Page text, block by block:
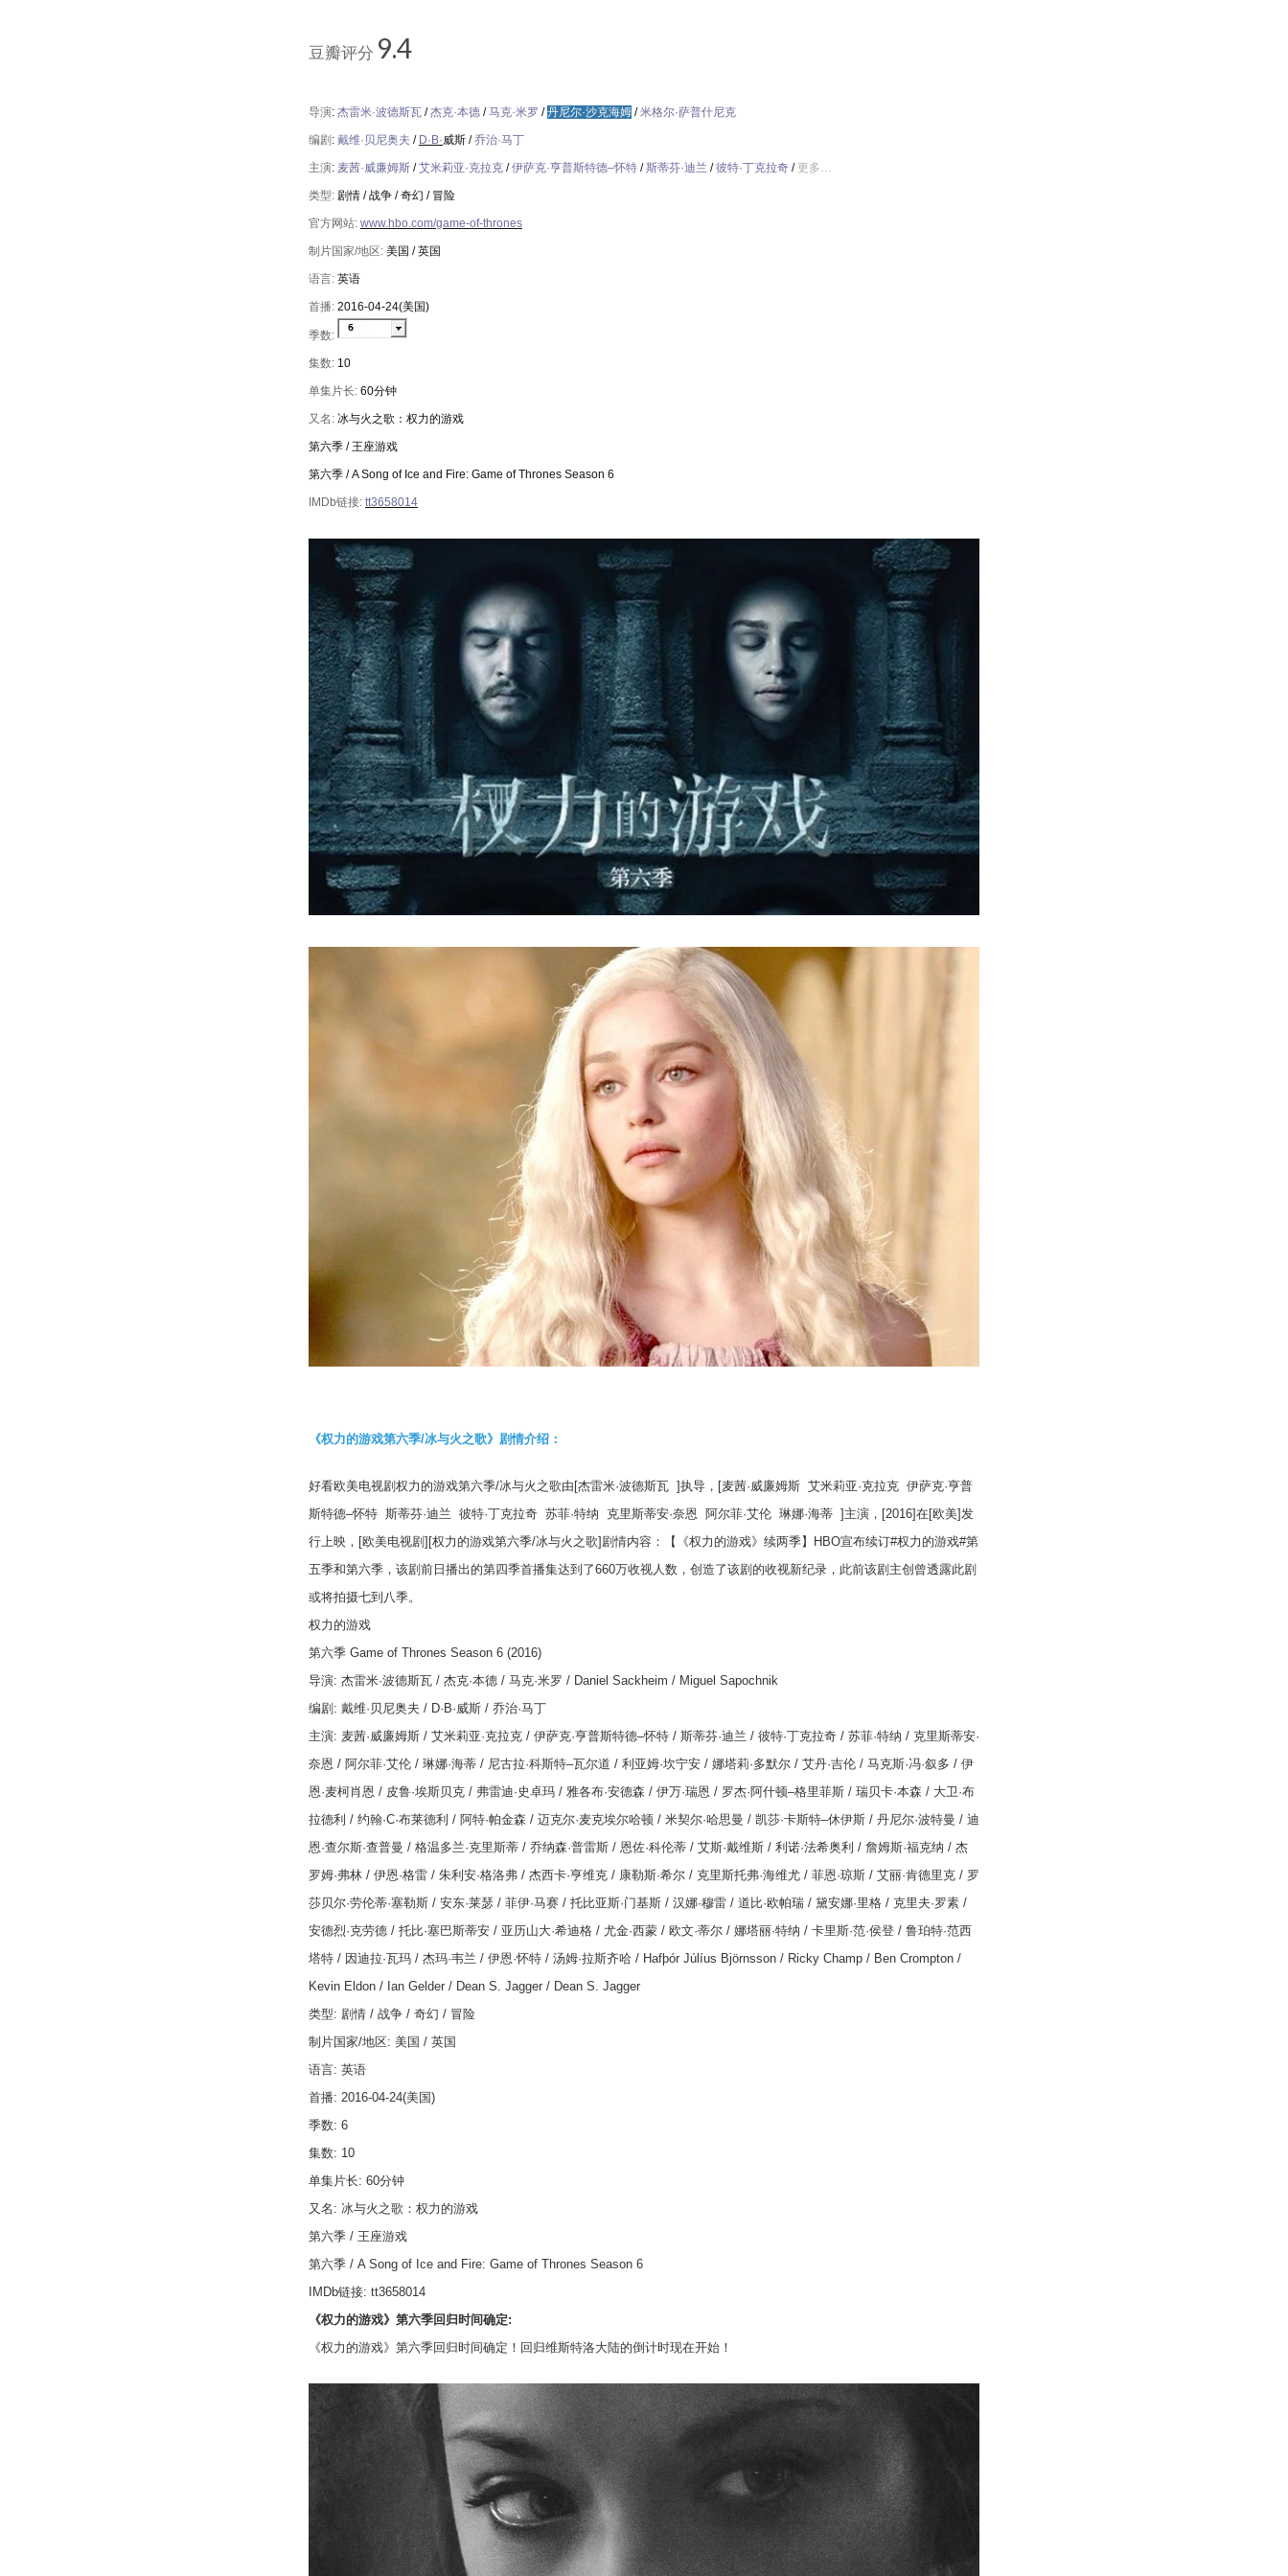
豆瓣评分 9.4
导演: 杰雷米·波德斯瓦 /杰克·本德 /马克·米罗 /丹尼尔·沙克海姆 /米格尔·萨普什尼克
编剧 : 戴维· 贝尼奥夫 / D·B·威斯 /乔治·马丁
主演: 麦茜·威廉姆斯 /艾米莉亚·克拉克 /伊萨克·亨普斯特德–怀特 /斯蒂芬·迪兰 /彼特·丁克拉奇 / 更多…
类型: 剧情 /战争 /奇幻 / 冒险
官方网站: www.hbo.com/game-of-thrones
制片国家/地区: 美国 /英国
语言: 英语
首播: 2016-04-24(美国)
季数:
集数: 10
单集片长: 60分钟
又名 : 冰与火之歌：权力的游戏
第六季 /王座游戏
第六季 / A Song of Ice and Fire: Game of Thrones Season 6
IMDb链接: tt3658014
《权力的游戏第六季/冰与火之歌》剧情介绍：
好看欧美电视剧权力的游戏第六季/冰与火之歌由[杰雷米·波德斯瓦 ]执导， [麦茜· 威廉姆斯 艾米莉亚·克拉克 伊萨克·亨普
斯特德–怀特 斯蒂芬·迪兰 彼特·丁克拉奇 苏菲·特纳 克里斯蒂安·奈恩 阿尔菲·艾伦 琳娜·海蒂 ]主演， [2016]在[欧美]发
行上映， [欧美电视剧][权力的游戏第六季/冰与火之歌]剧情内容：【《权力的游戏》续两季】 HBO宣布续订#权力的游戏#第
五季和第六季，该剧前日播出的第四季首播集达到了660万收视人数，创造了该剧的收视新纪录，此前该剧主创曾透露此剧
或将拍摄七到八季。
权力的游戏
第六季 Game of Thrones Season 6 (2016)
导演: 杰雷米·波德斯瓦 / 杰克·本德 / 马克·米罗 / Daniel Sackheim / Miguel Sapochnik
编剧: 戴维· 贝尼奥夫 / D·B· 威斯 / 乔治·马丁
主演: 麦茜· 威廉姆斯 / 艾米莉亚·克拉克 / 伊萨克·亨普斯特德–怀特 / 斯蒂芬·迪兰 / 彼特·丁克拉奇 / 苏菲·特纳 / 克里斯蒂安·
奈恩 / 阿尔菲·艾伦 / 琳娜·海蒂 / 尼古拉·科斯特–瓦尔道 / 利亚姆·坎宁安 / 娜塔莉·多默尔 / 艾丹·吉伦 / 马克斯·冯·叙多 / 伊
恩 ·麦柯肖恩 / 皮鲁·埃斯贝克 / 弗雷迪·史卓玛 / 雅各布·安德森 / 伊万·瑞恩 / 罗杰·阿什顿–格里菲斯 / 瑞贝卡·本森 / 大卫 ·布
拉德利 / 约翰·C·布莱德利 / 阿特·帕金森 / 迈克尔·麦克埃尔哈顿 / 米契尔·哈思曼 / 凯莎·卡斯特–休伊斯 / 丹尼尔·波特曼 / 迪
恩 ·查尔斯·查普曼 / 格温多兰·克里斯蒂 / 乔纳森·普雷斯 / 恩佐·科伦蒂 / 艾斯·戴维斯 / 利诺·法希奥利 / 詹姆斯·福克纳 / 杰
罗姆·弗林 / 伊恩 ·格雷 / 朱利安·格洛弗 / 杰西卡·亨维克 / 康勒斯·希尔 / 克里斯托弗·海维尤 / 菲恩 ·琼斯 / 艾丽·肯德里克 / 罗
莎贝尔·劳伦蒂·塞勒斯 / 安东·莱瑟 / 菲伊·马赛 / 托比亚斯·门基斯 / 汉娜·穆雷 / 道比·欧帕瑞 / 黛安娜·里格 / 克里夫·罗素 /
安德烈·克劳德 / 托比·塞巴斯蒂安 / 亚历山大·希迪格 / 尤金·西蒙 / 欧文·蒂尔 / 娜塔丽·特纳 / 卡里斯·范·侯登 / 鲁珀特·范西
塔特 / 因迪拉·瓦玛 / 杰玛·韦兰 / 伊恩 ·怀特 / 汤姆·拉斯齐哈 / Hafþór Júlíus Björnsson / Ricky Champ / Ben Crompton /
Kevin Eldon / Ian Gelder / Dean S. Jagger / Dean S. Jagger
类型: 剧情 / 战争 / 奇幻 / 冒险
制片国家/地区: 美国 / 英国
语言: 英语
首播: 2016-04-24(美国)
季数: 6
集数: 10
单集片长: 60分钟
又名 : 冰与火之歌：权力的游戏
第六季 / 王座游戏
第六季 / A Song of Ice and Fire: Game of Thrones Season 6
IMDb链接: tt3658014
《权力的游戏》第六季回归时间确定:
《权力的游戏》第六季回归时间确定！回归维斯特洛大陆的倒计时现在开始！